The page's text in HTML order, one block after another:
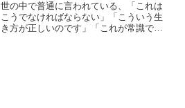
世の中で普通に言われている、「これは
こうでなければならない」「こういう生
き方が正しいのです」「これが常識で